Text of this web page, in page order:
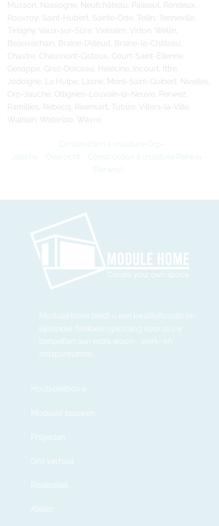
Musson, Nassogne, Neufchâteau, Paliseul, Rendeux,
Rouvroy, Saint-Hubert, Sainte-Ode, Tellin, Tenneville,
Tintigny, Vaux-sur-Sûre, Vielsalm, Virton, Wellin,
Beauvechain, Braine-l’Alleud, Braine-le-Château,
Chastre, Chaumont-Gistoux, Court-Saint-Étienne,
Genappe, Grez-Doiceau, Hélécine, Incourt, Ittre,
Jodoigne, La Hulpe, Lasne, Mont-Saint-Guibert, Nivelles,
Orp-Jauche, Ottignies-Louvain-la-Neuve, Perwez,
Ramillies, Rebecq, Rixensart, Tubize, Villers-la-Ville,
Walhain, Waterloo, Wavre.
Construction à ossature Orp-
Jauche
Overzicht
Construction à ossature Perwijs -
(Perwez)
ModuleHome biedt u een kwaliteitsvolle en
bijzonder flexibele oplossing voor al uw
behoeften aan extra woon-, werk- en
ontspanruimte.
Houtkeletbouw
Modulair bouwen
Projecten
Ons verhaal
Realisaties
Atelier